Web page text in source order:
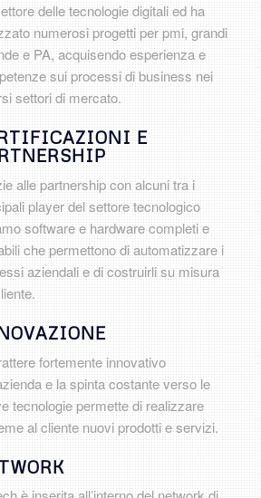
delle tecnologie digitali ed ha
numerosi progetti per pmi, grandi
e PA, acquisendo esperienza e
sui processi di business nei
settori di mercato.
E
alle partnership con alcuni tra i
player del settore tecnologico
software e hardware completi e
che permettono di automatizzare i
aziendali e di costruirli su misura
fortemente innovativo
e la spinta costante verso le
tecnologie permette di realizzare
al cliente nuovi prodotti e servizi.